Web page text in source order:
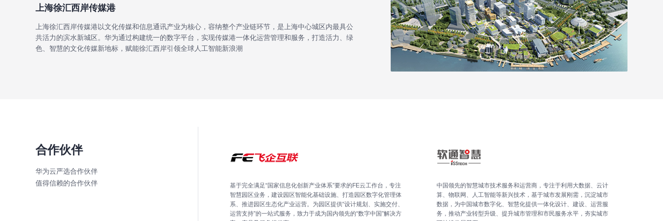
上海徐汇西岸传媒港
上海徐汇西岸传媒港以文化传媒和信息通讯产业为核心，容纳整个产业链环节，是上海中心城区内最具公
共活力的滨水新城区。华为通过构建统一的数字平台，实现传媒港一体化运营管理和服务，打造活力、绿
色、智慧的文化传媒新地标，赋能徐汇西岸引领全球人工智能新浪潮
合作伙伴
华为云严选合作伙伴
值得信赖的合作伙伴
基于完全满足“国家信息化创新产业体系”要求的FE云工作台，专注
智慧园区业务，建设园区智能化基础设施、打造园区数字化管理体
系、推进园区生态化产业运营。为园区提供“设计规划、实施交付、
运营支持”的一站式服务，致力于成为国内领先的“数字中国”解决方
中国领先的智慧城市技术服务和运营商，专注于利用大数据、云计
算、物联网、人工智能等新兴技术，基于城市发展刚需，沉淀城市
数据，为中国城市数字化、智慧化提供一体化设计、建设、运营服
务，推动产业转型升级、提升城市管理和市民服务水平，夯实城市